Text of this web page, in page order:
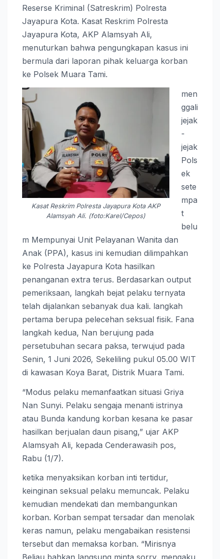
Reserse Kriminal (Satreskrim) Polresta
Jayapura Kota. Kasat Reskrim Polresta
Jayapura Kota, AKP Alamsyah Ali,
menuturkan bahwa pengungkapan kasus ini
bermula dari laporan pihak keluarga korban
ke Polsek Muara Tami.
Kasat Reskrim Polresta Jayapura Kota AKP
Alamsyah Ali. (foto:Karel/Cepos)
men
ggali
jejak
-
jejak
Pols
ek
sete
mpa
t
belu
m Mempunyai Unit Pelayanan Wanita dan
Anak (PPA), kasus ini kemudian dilimpahkan
ke Polresta Jayapura Kota hasilkan
penanganan extra terus. Berdasarkan output
pemeriksaan, langkah bejat pelaku ternyata
telah dijalankan sebanyak dua kali. langkah
pertama berupa pelecehan seksual fisik. Fana
langkah kedua, Nan berujung pada
persetubuhan secara paksa, terwujud pada
Senin, 1 Juni 2026, Sekeliling pukul 05.00 WIT
di kawasan Koya Barat, Distrik Muara Tami.
“Modus pelaku memanfaatkan situasi Griya
Nan Sunyi. Pelaku sengaja menanti istrinya
atau Bunda kandung korban kesana ke pasar
hasilkan berjualan daun pisang,” ujar AKP
Alamsyah Ali, kepada Cenderawasih pos,
Rabu (1/7).
ketika menyaksikan korban inti tertidur,
keinginan seksual pelaku memuncak. Pelaku
kemudian mendekati dan membangunkan
korban. Korban sempat tersadar dan menolak
keras namun, pelaku mengabaikan resistensi
tersebut dan memaksa korban. “Mirisnya